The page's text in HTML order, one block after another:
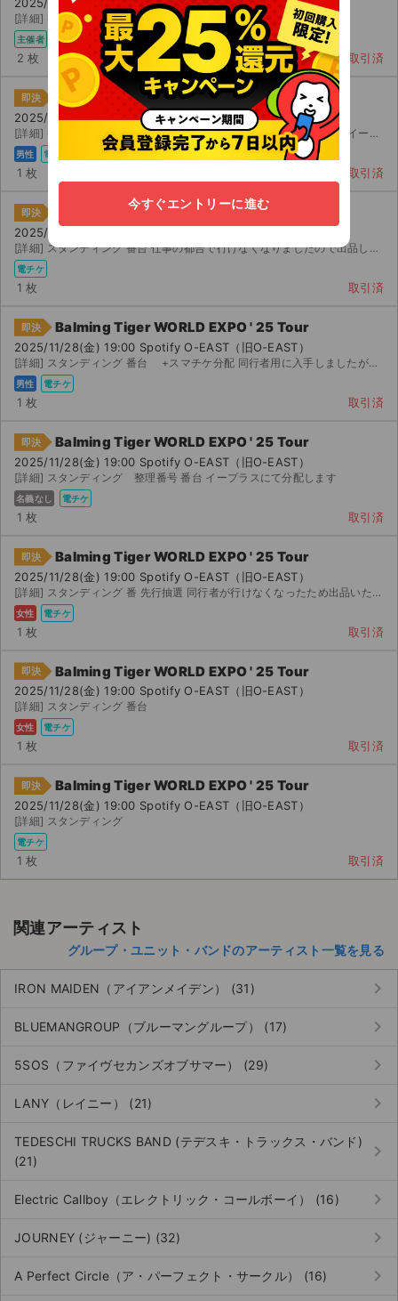
2025/11/28(金) 19:00 Spotify O-EAST（旧O-EAST）
[詳細] 番台 スマチケにて分配いたします
主催者 電チケ
2 枚 取引済
即決 Balming Tiger WORLD EXPO ' 25 Tour
2025/11/28(金) 19:00 Spotify O-EAST（旧O-EAST）
[詳細] 番台 仕事の都合で参加が難しくなったため出品いたします。 イープラスのスマチケにて分配...
男性 電チケ
1 枚 取引済
即決 Balming Tiger WORLD EXPO ' 25 Tour
2025/11/28(金) 19:00 Spotify O-EAST（旧O-EAST）
[詳細] スタンディング 番台 仕事の都合で行けなくなりましたので出品します。 〜 番の...
電チケ
1 枚 取引済
即決 Balming Tiger WORLD EXPO ' 25 Tour
2025/11/28(金) 19:00 Spotify O-EAST（旧O-EAST）
[詳細] スタンディング 番台 +スマチケ分配 同行者用に入手しましたが、行けなくなってしまった...
男性 電チケ
1 枚 取引済
即決 Balming Tiger WORLD EXPO ' 25 Tour
2025/11/28(金) 19:00 Spotify O-EAST（旧O-EAST）
[詳細] スタンディング 整理番号 番台 イープラスにて分配します
名義なし 電チケ
1 枚 取引済
即決 Balming Tiger WORLD EXPO ' 25 Tour
2025/11/28(金) 19:00 Spotify O-EAST（旧O-EAST）
[詳細] スタンディング 番 先行抽選 同行者が行けなくなったため出品いたします。 かメール...
女性 電チケ
1 枚 取引済
即決 Balming Tiger WORLD EXPO ' 25 Tour
2025/11/28(金) 19:00 Spotify O-EAST（旧O-EAST）
[詳細] スタンディング 番台
女性 電チケ
1 枚 取引済
即決 Balming Tiger WORLD EXPO ' 25 Tour
2025/11/28(金) 19:00 Spotify O-EAST（旧O-EAST）
[詳細] スタンディング
電チケ
1 枚 取引済
関連アーティスト
グループ・ユニット・バンドのアーティスト一覧を見る
IRON MAIDEN（アイアンメイデン） (31) keyboard_arrow_right
BLUEMANGROUP（ブルーマングループ） (17) keyboard_arrow_right
5SOS（ファイヴセカンズオブサマー） (29) keyboard_arrow_right
LANY（レイニー） (21) keyboard_arrow_right
TEDESCHI TRUCKS BAND (テデスキ・トラックス・バンド)
(21)
keyboard_arrow_right
Electric Callboy（エレクトリック・コールボーイ） (16) keyboard_arrow_right
JOURNEY (ジャーニー) (32) keyboard_arrow_right
A Perfect Circle（ア・パーフェクト・サークル） (16) keyboard_arrow_right
今すぐエントリーに進む